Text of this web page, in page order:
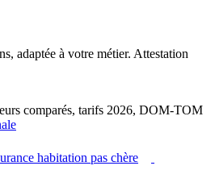
adaptée à votre métier. Attestation
comparés, tarifs 2026, DOM-TOM
habitation pas chère